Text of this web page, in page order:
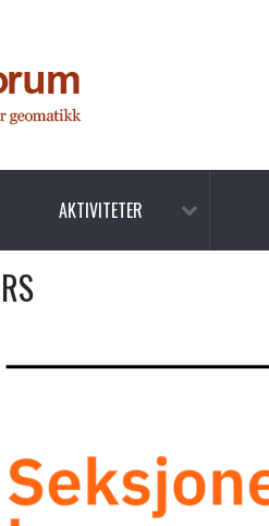
AKTIVITETER